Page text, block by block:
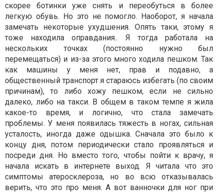
скорее ботинки уже снять и переобуться в более
легкую обувь. Но это не помогло. Наоборот, я начала
замечать некоторые ухудшения. Опять таки, этому я
тоже находила оправдания.. Я тогда работала на
нескольких точках (постоянно нужно был
перемещаться) и из-за этого много ходила пешком. Так
как машины у меня нет, прав и подавно, а
общественный транспорт я стараюсь избегать (по своим
причинам), то либо хожу пешком, если не сильно
далеко, либо на такси. В общем в таком темпе я жила
какое-то время, и логично, что стала замечать
проблемы. У меня появилась тяжесть в ногах, сильная
усталость, иногда даже одышка. Сначала это было к
концу дня, потом периодически стало проявляться и
посреди дня. Но вместо того, чтобы пойти к врачу, я
начала искать в интернете выход. Я читала что это
симптомы атеросклероза, но во всю отказывалась
верить, что это про меня. А вот ванночки для ног при